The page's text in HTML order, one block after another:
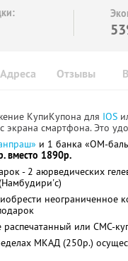
Отзывы
Адреса
КупиКупона для IOS
экрана смартфона. Это
и 1 банка «ОМ-
вместо 1890р.
- 2 аюрведических
неограниченное
распечатанный или СМС-
МКАД (250р.)